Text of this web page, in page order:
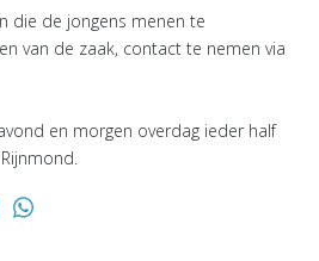
die de jongens menen te
van de zaak, contact te nemen via
en morgen overdag ieder half